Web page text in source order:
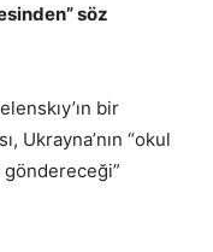
söz
bir
Ukrayna’nın “okul